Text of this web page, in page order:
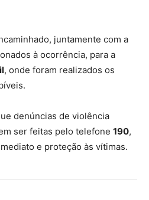
juntamente com a
à ocorrência, para a
, onde foram realizados os
denúncias de violência
ser feitas pelo telefone 190,
e proteção às vítimas.